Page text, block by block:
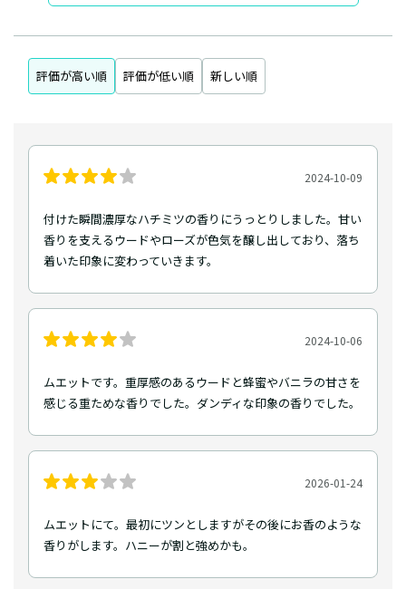
評価が高い順 評価が低い順 新しい順
2024-10-09
付けた瞬間濃厚なハチミツの香りにうっとりしました。甘い
香りを支えるウードやローズが色気を醸し出しており、落ち
着いた印象に変わっていきます。
2024-10-06
ムエットです。重厚感のあるウードと蜂蜜やバニラの甘さを
感じる重ためな香りでした。ダンディな印象の香りでした。
2026-01-24
ムエットにて。最初にツンとしますがその後にお香のような
香りがします。ハニーが割と強めかも。